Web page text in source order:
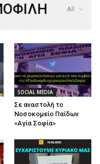
All
SOCIAL MEDIA
Σε αναστολή το
Νοσοκομείο Παίδων
«Αγία Σοφία»